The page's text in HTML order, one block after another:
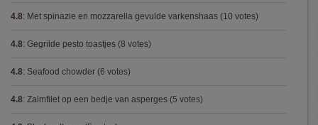
4.8: Met spinazie en mozzarella gevulde varkenshaas (10 votes)
4.8: Gegrilde pesto toastjes (8 votes)
4.8: Seafood chowder (6 votes)
4.8: Zalmfilet op een bedje van asperges (5 votes)